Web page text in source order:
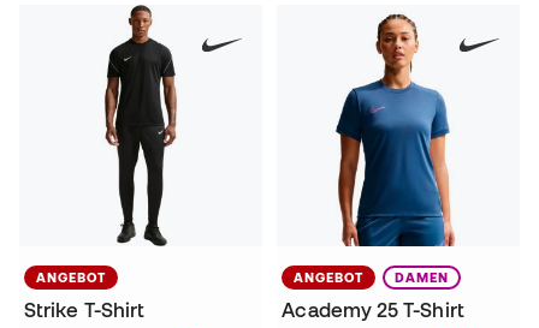
ANGEBOT
Strike T-Shirt
ANGEBOT DAMEN
Academy 25 T-Shirt